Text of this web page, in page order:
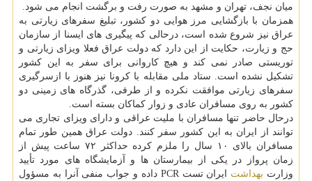
میان نجف، تهران و مشهد به صورت رفت و برگشت انجام می شود.
همزمان با بازگشایی مرز هوایی دو کشور، تبلیغ سفرهای زیارتی به
عراق نیز شروع شده است، درحالی که پیگیری های ایسنا از سازمان
حج و زیارت، حکایت از این دارد که دولت عراق فعلا ویزای زیارتی و
توریستی صادر نمی کند و هیچ کاروانی برای سفر به این کشور
تشکیل نشده است. ستاد ملی مقابله با کرونا نیز هنوز با ازسرگیری
سفرهای زیارتی موافقت نکرده و از طرفی، گذرگاه های زمینی دو
کشور به روی مسافران عادی و زوار کماکان بسته است.
درحال حاضر تنها مسافران با ملیت عراقی و دارای ویزای تجاری می
توانند از ایران به این کشور سفر کنند. دولت عراق همین طور تمام
مسافران بالای ۱۰ سال را ملزم کرده حداکثر ۷۲ ساعت پیش از
زمان پرواز در یکی از بیمارستان ها و آزمایشگاه های مورد تأیید
وزارت بهداشت
ایران تست PCR داده و جواب منفی آنرا به مسؤول